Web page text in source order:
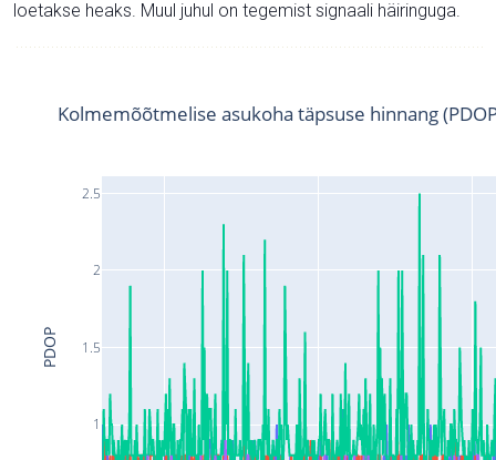
loetakse heaks. Muul juhul on tegemist signaali häiringuga.
1
1.5
2
2.5
Kolmemõõtmelise asukoha täpsuse hinnang
PDOP